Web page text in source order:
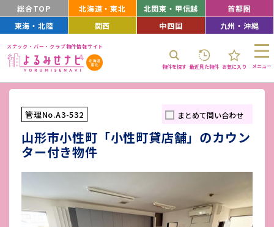
総合TOP 北海道・東北 北関東・甲信越
首都圏
東海・北陸
関西 中四国 九州・沖縄
スナック・バー・クラブ物件情報サイト
物件を探す 最近見た物件 お気に入り メニュー
管理No.A3-532 まとめて問い合わせ
山形市小性町「小性町貸店舗」のカウン
ター付き物件